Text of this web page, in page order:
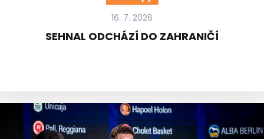
16. 7. 2026
SEHNAL ODCHÁZÍ DO ZAHRANIČÍ